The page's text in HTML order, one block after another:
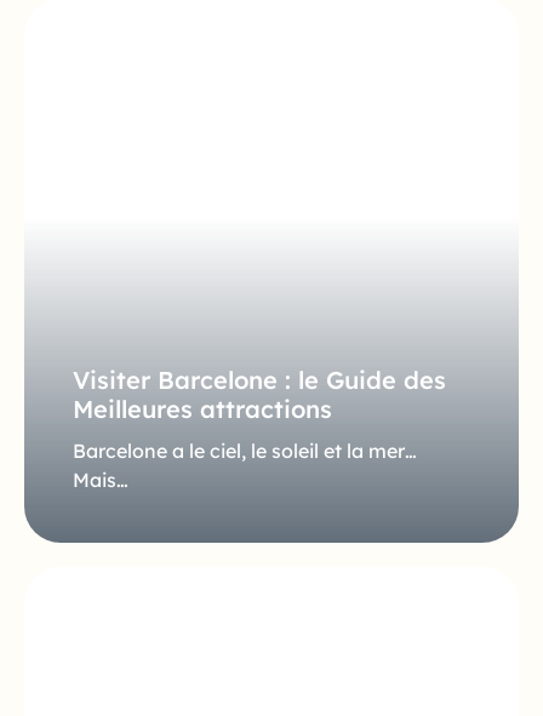
Visiter Barcelone : le Guide des
Meilleures attractions
Barcelone a le ciel, le soleil et la mer…
Mais…